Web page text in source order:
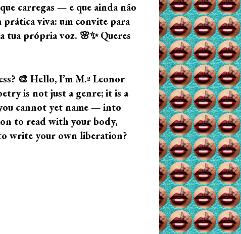
carregas — e que ainda não
prática viva: um convite para
tua própria voz. 🌸✨ Queres
🎨 Hello, I’m M.ª Leonor
is not just a genre; it is a
cannot yet name — into
to read with your body,
write your own liberation?